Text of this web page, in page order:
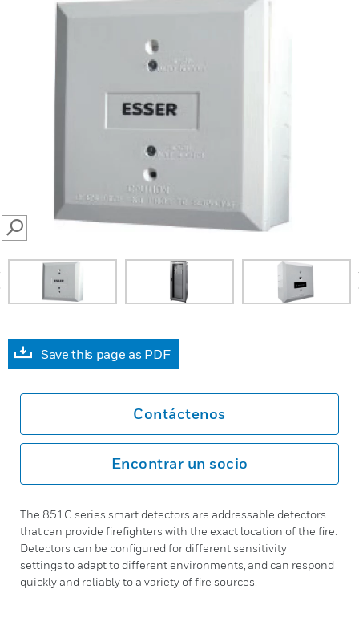
SEARCH
Save this page as PDF
Contáctenos
Encontrar un socio
The 851C series smart detectors are addressable detectors
that can provide firefighters with the exact location of the fire.
Detectors can be configured for different sensitivity
settings to adapt to different environments, and can respond
quickly and reliably to a variety of fire sources.